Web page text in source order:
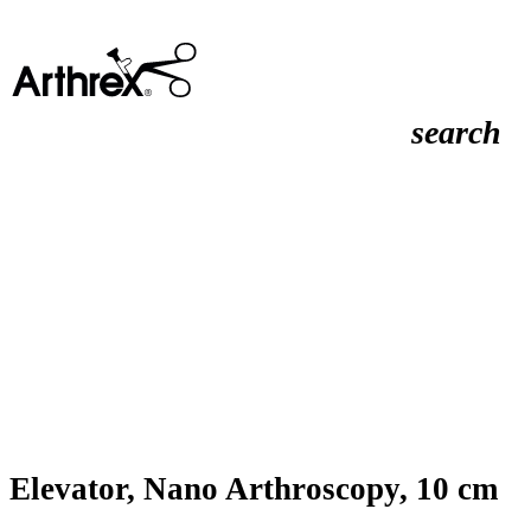
search
Elevator, Nano Arthroscopy, 10 cm